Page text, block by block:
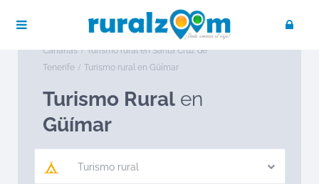
Turismo rural en España
Turismo rural en
Canarias
Turismo rural en Santa Cruz de
Tenerife
Turismo rural en Güímar
Turismo Rural en
Güímar
Turismo rural